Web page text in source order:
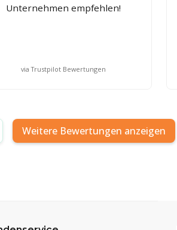
Unternehmen empfehlen!
via Trustpilot Bewertungen
Weitere Bewertungen anzeigen